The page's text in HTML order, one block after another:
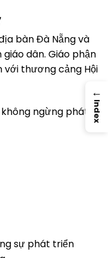
bàn Đà Nẵng và
dân. Giáo phận
với thương cảng Hội
ngừng phát
sự phát triển
→
Index